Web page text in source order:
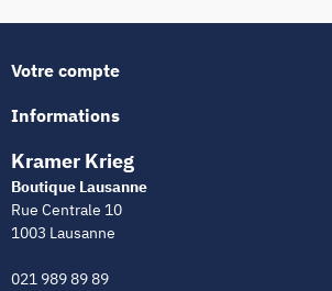
Votre compte
Informations
Kramer Krieg
Boutique Lausanne
Rue Centrale 10
1003 Lausanne
021 989 89 89